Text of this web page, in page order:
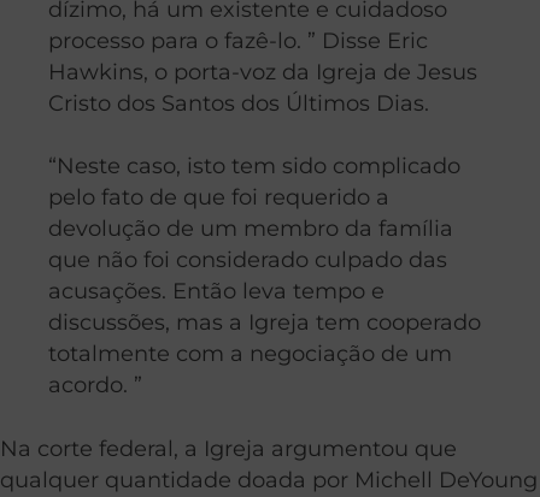
dízimo, há um existente e cuidadoso
processo para o fazê-lo. ” Disse Eric
Hawkins, o porta-voz da Igreja de Jesus
Cristo dos Santos dos Últimos Dias.
“Neste caso, isto tem sido complicado
pelo fato de que foi requerido a
devolução de um membro da família
que não foi considerado culpado das
acusações. Então leva tempo e
discussões, mas a Igreja tem cooperado
totalmente com a negociação de um
acordo. ”
Na corte federal, a Igreja argumentou que
qualquer quantidade doada por Michell DeYoung